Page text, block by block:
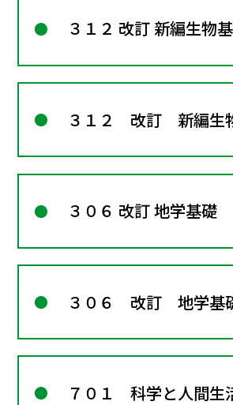
３１２ 改訂 新編生物
３１２ 改訂 新編生
３０６ 改訂 地学基礎
３０６ 改訂 地学基
７０１ 科学と人間生